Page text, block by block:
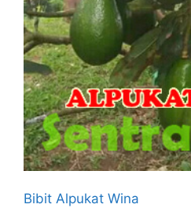
Bibit Alpukat Wina